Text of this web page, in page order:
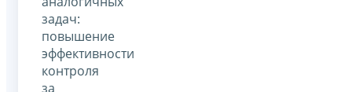
задач:
повышение
эффективности
контроля
за